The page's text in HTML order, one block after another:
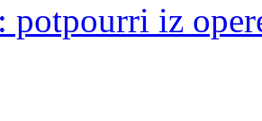
potpourri iz